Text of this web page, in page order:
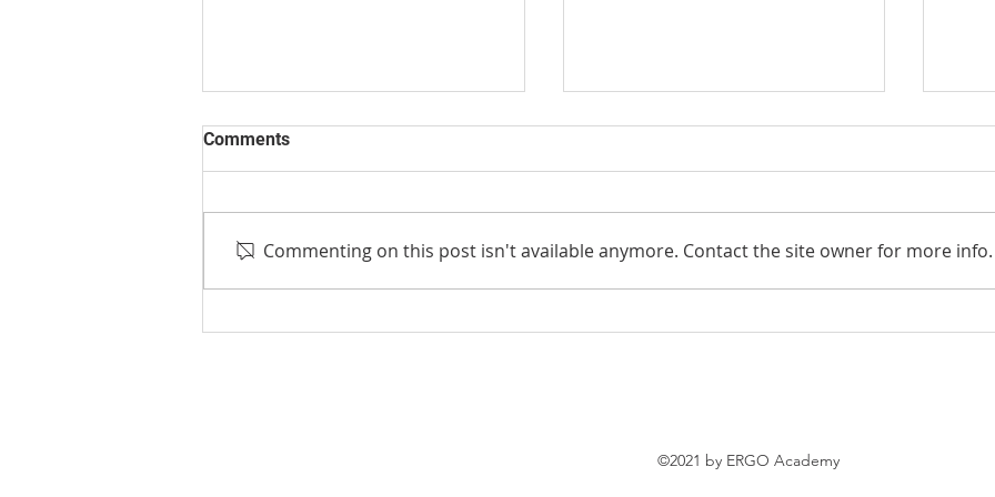
Ψηφιακής Πλατφόρμας
Προγράμματος «FinLit
Comments
Commenting on this post isn't available anymore. Contact the site owner for more info.
©2021 by ERGO Academy